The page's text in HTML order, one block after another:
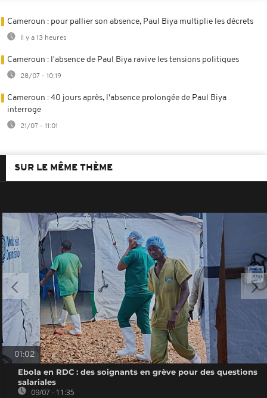
Cameroun : pour pallier son absence, Paul Biya multiplie les décrets
Il y a 13 heures
Cameroun : l'absence de Paul Biya ravive les tensions politiques
28/07 - 10:19
Cameroun : 40 jours après, l'absence prolongée de Paul Biya
interroge
21/07 - 11:01
SUR LE MÊME THÈME
01:02
Ebola en RDC : des soignants en grève pour des questions
salariales
09/07 - 11:35